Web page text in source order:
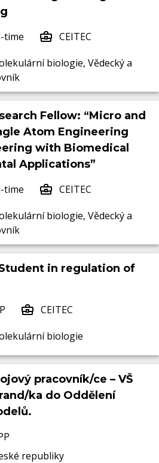
time
CEITEC
biologie, Vědecký a
Fellow: “Micro and
Atom Engineering
with Biomedical
Applications”
time
CEITEC
biologie, Vědecký a
in regulation of
CEITEC
biologie
pracovník/ce – VŠ
ka do Oddělení
republiky